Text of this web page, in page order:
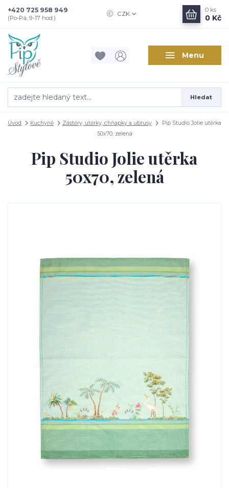
Menu
CZK
Hledat
+420 725 958 949
(Po-Pá, 9-17 hod.)
0 ks
0 Kč
Úvod Kuchyně Zástěry, utěrky, chňapky a ubrusy
Pip Studio Jolie utěrka
50x70, zelená
Pip Studio Jolie utěrka
50x70, zelená